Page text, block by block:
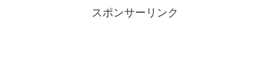
スポンサーリンク